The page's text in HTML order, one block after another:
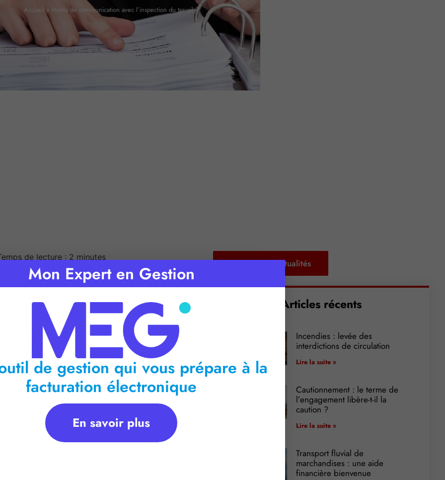
Accueil » Moins de communication avec l’inspection du travail ?
de lecture : 2 minutes
Retour aux actualités
Articles récents
Incendies : levée des
interdictions de circulation
Lire la suite »
Cautionnement : le terme de
l’engagement libère-t-il la
caution ?
Lire la suite »
Transport fluvial de
marchandises : une aide
financière bienvenue
Mon Expert en Gestion
de gestion qui vous prépare à la
facturation électronique
En savoir plus